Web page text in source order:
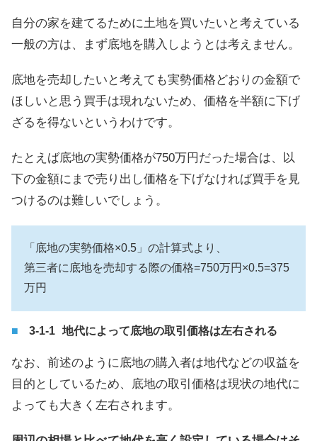
自分の家を建てるために土地を買いたいと考えている
一般の方は、まず底地を購入しようとは考えません。
底地を売却したいと考えても実勢価格どおりの金額で
ほしいと思う買手は現れないため、価格を半額に下げ
ざるを得ないというわけです。
たとえば底地の実勢価格が750万円だった場合は、以
下の金額にまで売り出し価格を下げなければ買手を見
つけるのは難しいでしょう。
「底地の実勢価格×0.5」の計算式より、
第三者に底地を売却する際の価格=750万円×0.5=375
万円
地代によって底地の取引価格は左右される
なお、前述のように底地の購入者は地代などの収益を
目的としているため、底地の取引価格は現状の地代に
よっても大きく左右されます。